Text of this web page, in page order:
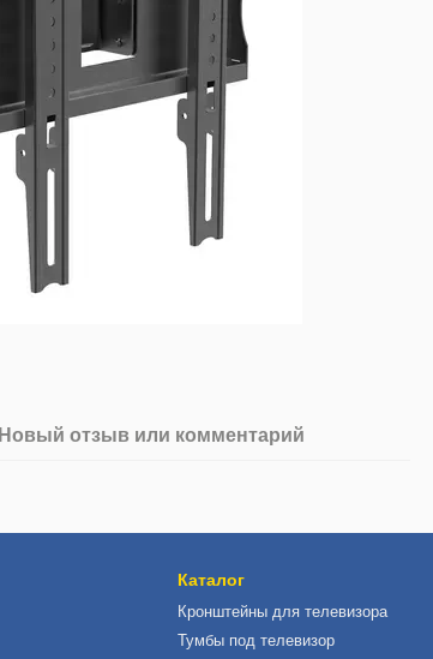
Новый отзыв или комментарий
Каталог
Кронштейны для телевизора
Тумбы под телевизор